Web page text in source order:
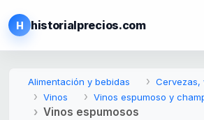
H historialprecios.com
Alimentación y bebidas
Cervezas,
Vinos
Vinos espumoso y
Vinos espumosos